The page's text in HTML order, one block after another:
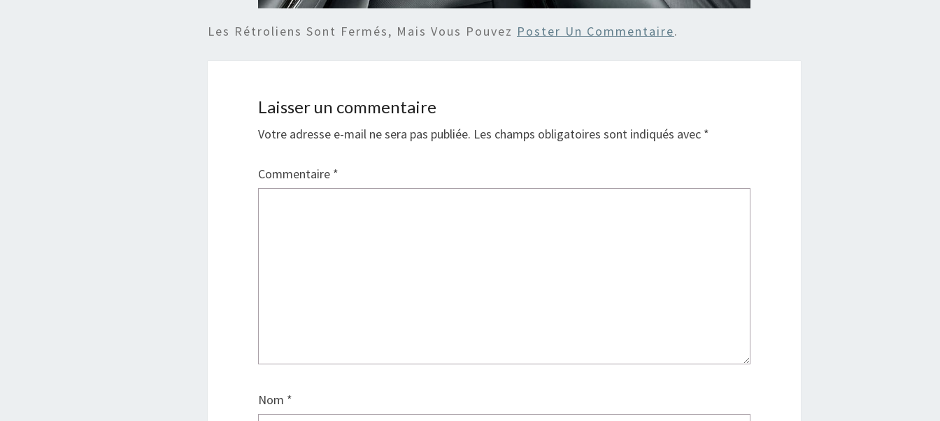
Les Rétroliens Sont Fermés, Mais Vous Pouvez Poster Un Commentaire.
Laisser un commentaire
Votre adresse e-mail ne sera pas publiée. Les champs obligatoires sont indiqués avec *
Commentaire *
Nom *